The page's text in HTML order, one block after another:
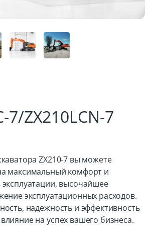
7/ZX210LCN-7
ZX210-7 вы можете
максимальный комфорт и
эксплуатации, высочайшее
эксплуатационных расходов.
надежность и эффективность
на успех вашего бизнеса.